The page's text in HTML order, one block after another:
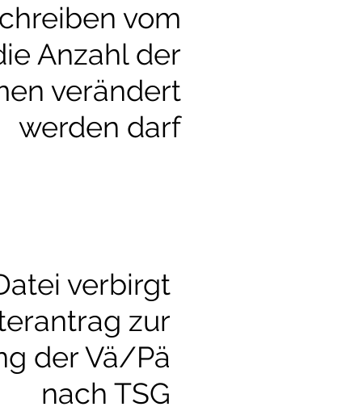
vom
Anzahl der
verändert
werden darf
verbirgt
zur
der Vä/Pä
nach TSG